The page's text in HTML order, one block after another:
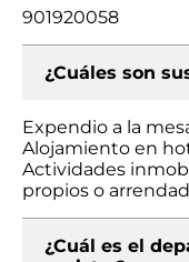
901920058
¿Cuáles son
Expendio a la
Alojamiento en
Actividades
propios o
¿Cuál es el